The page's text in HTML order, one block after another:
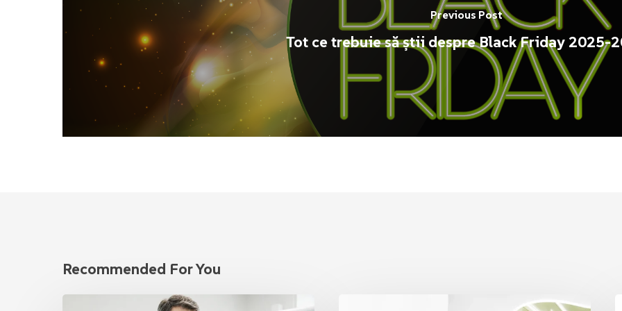
Previous Post
Tot ce trebuie să știi despre Black Friday 2025-
Recommended For You